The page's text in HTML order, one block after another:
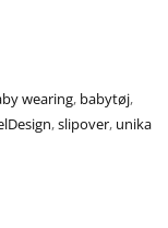
wearing, babytøj,
,slipover, unika